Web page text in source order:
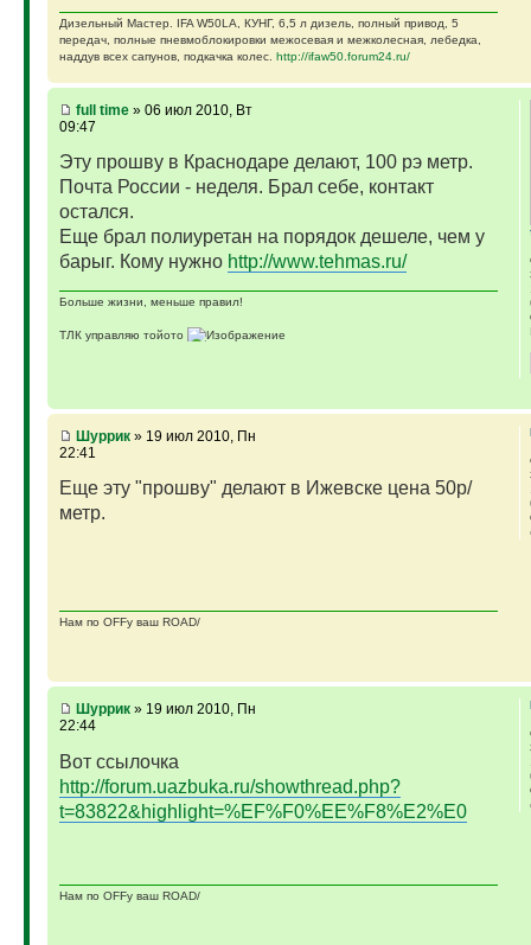
Дизельный Мастер. IFA W50LA, КУНГ, 6,5 л дизель, полный привод, 5
передач, полные пневмоблокировки межосевая и межколесная, лебедка,
наддув всех сапунов, подкачка колес. http://ifaw50.forum24.ru/
full time» 06 июл 2010, Вт
09:47
Эту прошву в Краснодаре делают, 100 рэ метр.
Почта России - неделя. Брал себе, контакт
остался.
Еще брал полиуретан на порядок дешеле, чем у
барыг. Кому нужно http://www.tehmas.ru/
Больше жизни, меньше правил!
ТЛК управляю тойото
Шуррик» 19 июл 2010, Пн
22:41
Еще эту "прошву" делают в Ижевске цена 50р/
метр.
Нам по OFFу ваш ROAD/
Шуррик» 19 июл 2010, Пн
22:44
Вот ссылочка
http://forum.uazbuka.ru/showthread.php?
t=83822&highlight=%EF%F0%EE%F8%E2%E0
Нам по OFFу ваш ROAD/